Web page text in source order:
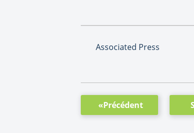
Associated Press
«Précédent